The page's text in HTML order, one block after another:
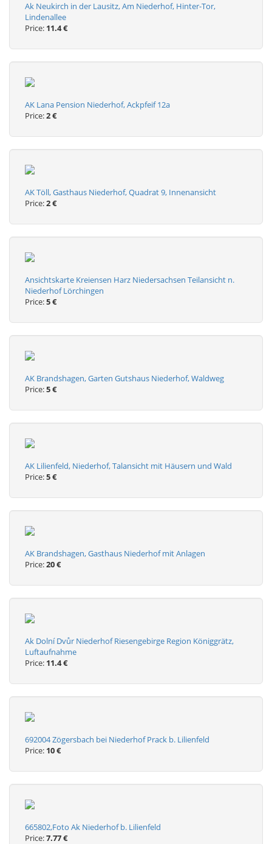
Ak Neukirch in der Lausitz, Am Niederhof, Hinter-Tor,
Lindenallee
Price: 11.4 €
AK Lana Pension Niederhof, Ackpfeif 12a
Price:2 €
AK Töll, Gasthaus Niederhof, Quadrat 9, Innenansicht
Price:2 €
Ansichtskarte Kreiensen Harz Niedersachsen Teilansicht n.
Niederhof Lörchingen
Price:5 €
AK Brandshagen, Garten Gutshaus Niederhof, Waldweg
Price:5 €
AK Lilienfeld, Niederhof, Talansicht mit Häusern und Wald
Price:5 €
AK Brandshagen, Gasthaus Niederhof mit Anlagen
Price:20 €
Ak Dolní Dvůr Niederhof Riesengebirge Region Königgrätz,
Luftaufnahme
Price: 11.4 €
692004 Zögersbach bei Niederhof Prack b. Lilienfeld
Price: 10 €
665802,Foto Ak Niederhof b. Lilienfeld
Price:7.77 €